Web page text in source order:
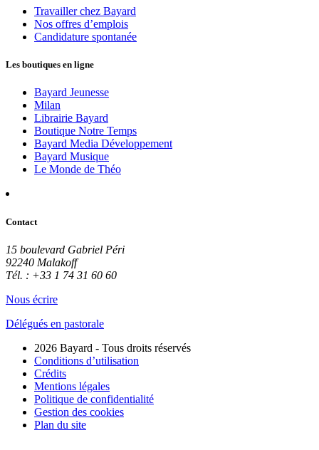
Travailler chez Bayard
Nos offres d’emplois
Candidature spontanée
Les boutiques en ligne
Bayard Jeunesse
Milan
Librairie Bayard
Boutique Notre Temps
Bayard Media Développement
Bayard Musique
Le Monde de Théo
Contact
15 boulevard Gabriel Péri
92240 Malakoff
Tél. : +33 1 74 31 60 60
Nous écrire
Délégués en pastorale
2026 Bayard - Tous droits réservés
Conditions d’utilisation
Crédits
Mentions légales
Politique de confidentialité
Gestion des cookies
Plan du site